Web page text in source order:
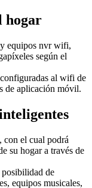
hogar
y equipos nvr wifi,
según el
al wifi de
de aplicación móvil.
con el cual podrá
su hogar a través de
posibilidad de
equipos musicales,